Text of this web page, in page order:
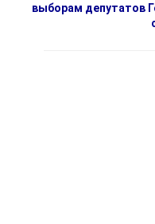
выборам депутатов